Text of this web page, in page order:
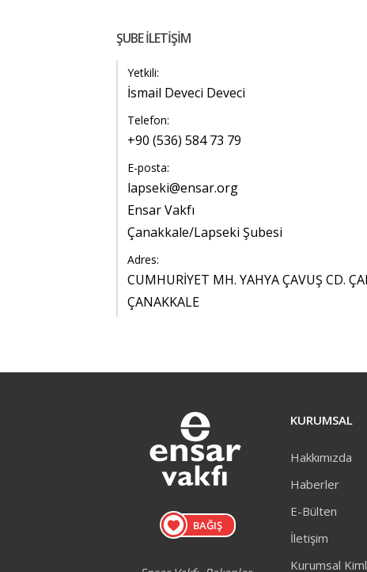
ŞUBE İLETİŞİM
Yetkili:
İsmail Deveci Deveci
Telefon:
+90 (536) 584 73 79
E-posta:
lapseki@ensar.org
Ensar Vakfı
Çanakkale/Lapseki Şubesi
Adres:
CUMHURİYET MH. YAHYA ÇAVUŞ CD.
ÇANAKKALE
BAĞIŞ
KURUMSAL
Hakkımızda
Haberler
E-Bülten
İletişim
Kurumsal